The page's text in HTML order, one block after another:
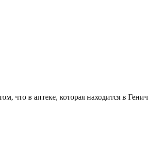
что в аптеке, которая находится в